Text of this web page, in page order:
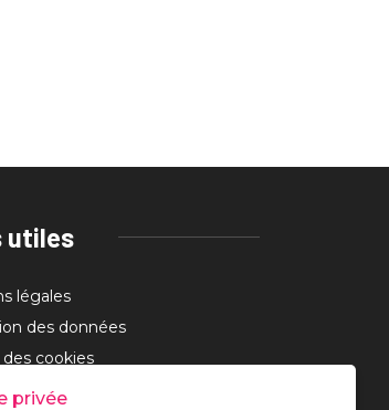
utiles
légales
des données
cookies
privée